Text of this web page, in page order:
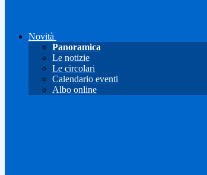
Novità
Panoramica
Le notizie
Le circolari
Calendario eventi
Albo online